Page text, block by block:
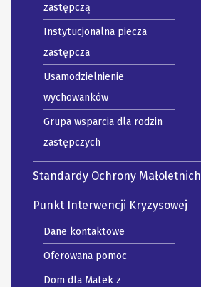
zastępczą
Instytucjonalna piecza
zastępcza
Usamodzielnienie
wychowanków
Grupa wsparcia dla rodzin
zastępczych
Standardy Ochrony Małoletnich
Punkt Interwencji Kryzysowej
Dane kontaktowe
Oferowana pomoc
Dom dla Matek z